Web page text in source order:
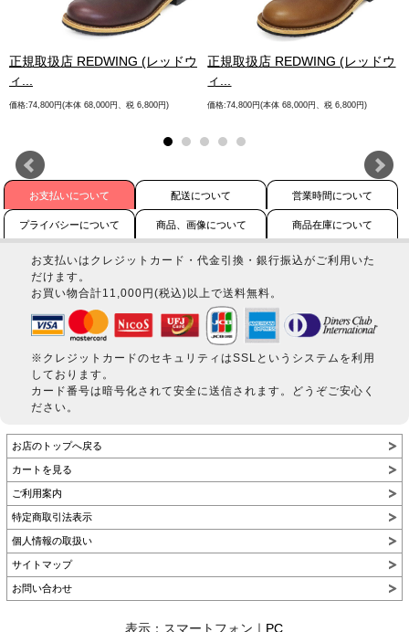
正規取扱店 REDWING (レッドウ
ィ...
価格:74,800円(本体 68,000円、税 6,800円)
正規取扱店 REDWING (レッドウ
ィ...
価格:74,800円(本体 68,000円、税 6,800円)
お支払いについて 配送について 営業時間について
プライバシーについて 商品、画像について 商品在庫について
お支払いはクレジットカード・代金引換・銀行振込がご利用いた
だけます。
お買い物合計11,000円(税込)以上で送料無料。
※クレジットカードのセキュリティはSSLというシステムを利用
しております。
カード番号は暗号化されて安全に送信されます。どうぞご安心く
ださい。
お店のトップへ戻る
カートを見る
ご利用案内
特定商取引法表示
個人情報の取扱い
サイトマップ
お問い合わせ
表示：スマートフォン｜ PC